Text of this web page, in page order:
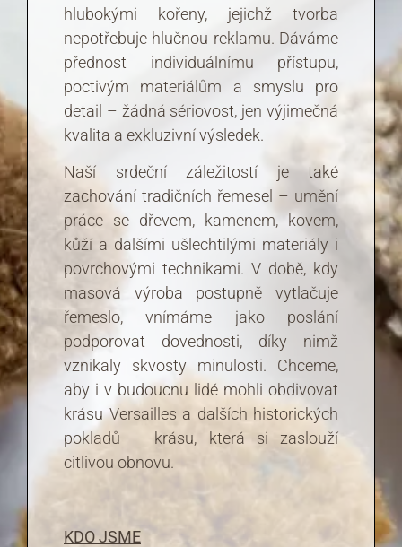
hlubokými kořeny, jejichž tvorba
nepotřebuje hlučnou reklamu. Dáváme
přednost individuálnímu přístupu,
poctivým materiálům a smyslu pro
detail – žádná sériovost, jen výjimečná
kvalita a exkluzivní výsledek.
Naší srdeční záležitostí je také
zachování tradičních řemesel – umění
práce se dřevem, kamenem, kovem,
kůží a dalšími ušlechtilými materiály i
povrchovými technikami. V době, kdy
masová výroba postupně vytlačuje
řemeslo, vnímáme jako poslání
podporovat dovednosti, díky nimž
vznikaly skvosty minulosti. Chceme,
aby i v budoucnu lidé mohli obdivovat
krásu Versailles a dalších historických
pokladů – krásu, která si zaslouží
citlivou obnovu.
KDO JSME